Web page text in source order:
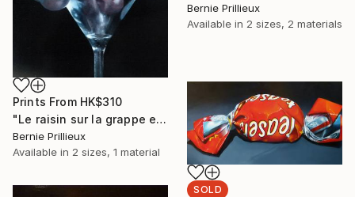
Bernie Prillieux
Available in 2 sizes, 2 materials
Prints From HK$310
"Le raisin sur la grappe est doux comme les doigts d'une jeune fille (Pouchkine )"The grapes on her bunch are as sweet as a girl's fingers (Pouchkine)" Painting
Bernie Prillieux
Available in 2 sizes, 1 material
SOLD